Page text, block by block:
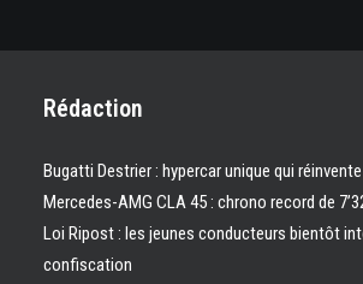
Rédaction
Bugatti Destrier : hypercar unique qui
Mercedes-AMG CLA 45 : chrono record de
Loi Ripost : les jeunes conducteurs bientôt
confiscation